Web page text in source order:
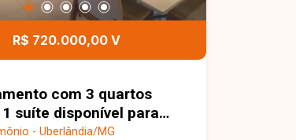
proporcionando mais
uma excelente
moderno, confortável e
localizado no bairro Santa
uma visita e venha
R$ 720.000,00 V
com 3 quartos
suíte disponível para
bairro Patrimônio em
- Uberlândia/MG